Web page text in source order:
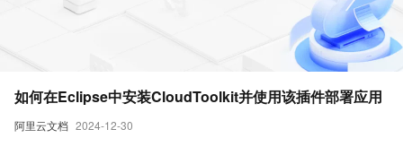
阿里云文档 2024-12-30
如何在Eclipse中安装CloudToolkit并使用该插件部署应用